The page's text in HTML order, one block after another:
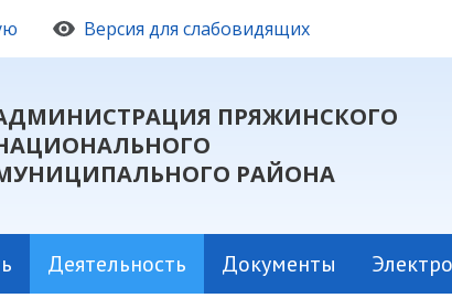
Версия для слабовидящих
ПРЯЖИНСКОГО
РАЙОНА
Деятельность Документы